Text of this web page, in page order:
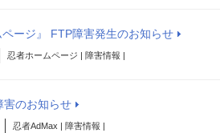
ージ』 FTP障害発生のお知らせ
忍者ホームページ | 障害情報 |
害のお知らせ
忍者AdMax | 障害情報 |